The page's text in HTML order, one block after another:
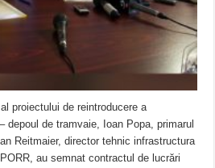
proiectului de reintroducere a
depoul de tramvaie, Ioan Popa, primarul
Reitmaier, director tehnic infrastructura
au semnat contractul de lucrări